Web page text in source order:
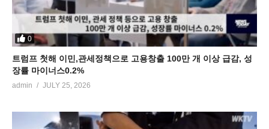
0
트럼프 첫해 이민,관세정책으로 고용창출 100만 개 이상 급감, 성
장률 마이너스0.2%
admin JULY 25, 2026